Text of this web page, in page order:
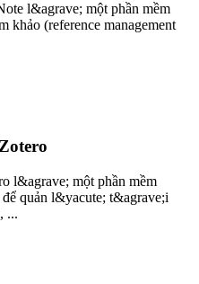
l&agrave; một phần mềm
khảo (reference management
l&agrave; một phần mềm
quản l&yacute; t&agrave;i
...